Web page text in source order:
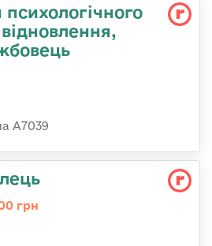
А7039
грн